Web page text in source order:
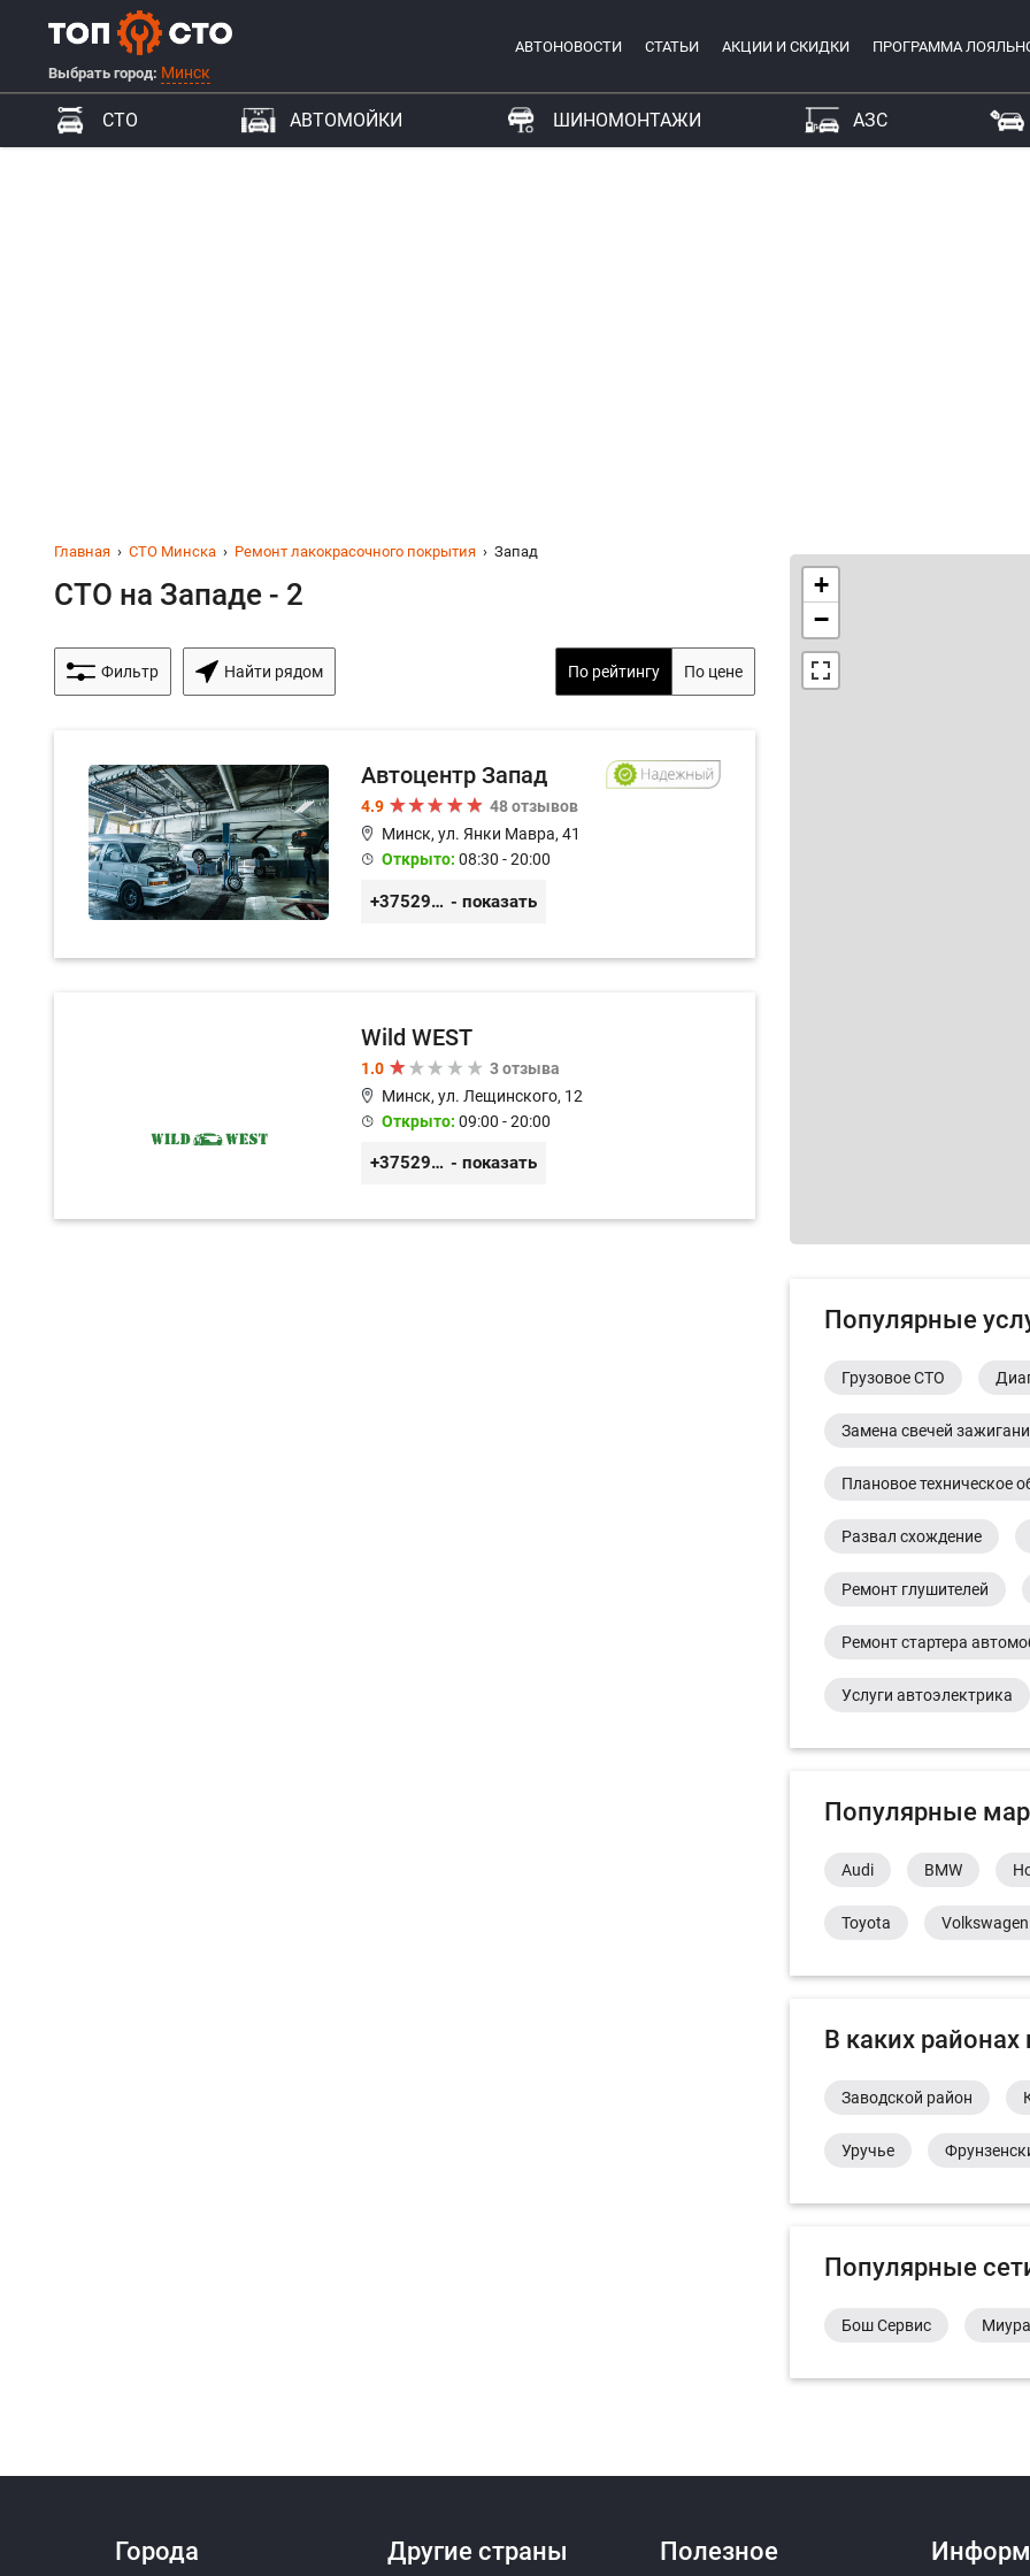
Выбрать город: Минск
АВТОНОВОСТИ СТАТЬИ АКЦИИ И СКИДКИ ПРОГРАММА
СТО АВТОМОЙКИ ШИНОМОНТАЖИ АЗС
Главная СТО Минска Ремонт лакокрасочного покрытия Запад
СТО на Западе - 2
Фильтр Найти рядом По рейтингу По цене
Автоцентр Запад
4.9
48 отзывов
Минск, ул. Янки Мавра, 41
Открыто: 08:30 - 20:00
+375299579797 - показать
Wild WEST
1.0
3 отзыва
Минск, ул. Лещинского, 12
Открыто: 09:00 - 20:00
+375296571100 - показать
+
−
Популярные
Грузовое СТО
Замена свечей
Плановое техническое
Развал схождение
Ремонт глушителей
Ремонт стартера
Услуги автоэлектрика
Популярные
Audi BMW
Toyota Volkswagen
В каких районах
Заводской район
Уручье
Популярные
Бош Сервис Миура
Города Другие страны Полезное